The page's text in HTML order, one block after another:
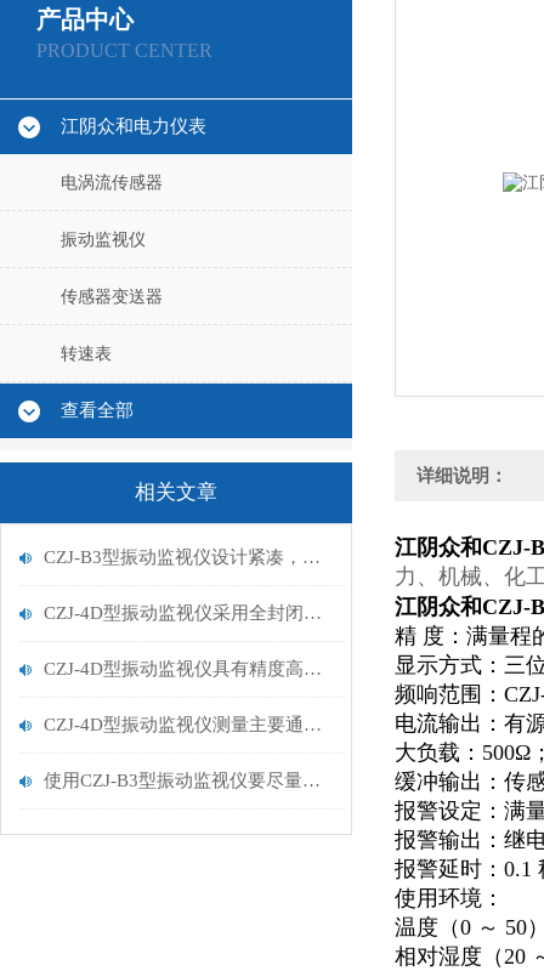
产品中心
PRODUCT CENTER
江阴众和电力仪表
电涡流传感器
振动监视仪
传感器变送器
转速表
查看全部
相关文章
CZJ-B3型振动监视仪设计紧凑，便于现场安装和调试
CZJ-4D型振动监视仪采用全封闭结构设计，防尘防潮
CZJ-4D型振动监视仪具有精度高、性能稳定、可靠性高等特点
CZJ-4D型振动监视仪测量主要通过三方面参数
使用CZJ-B3型振动监视仪要尽量避免以下误差
详细说明：
江阴众和CZJ-
力、机械、化
江阴众和CZJ-
精 度：满量程
显示方式：三
频响范围：
电流输出：有
大负载：500Ω
缓冲输出：传
报警设定：满
报警输出：继
报警延时：0.1
使用环境：
温度（0 ～ 50
相对湿度（20